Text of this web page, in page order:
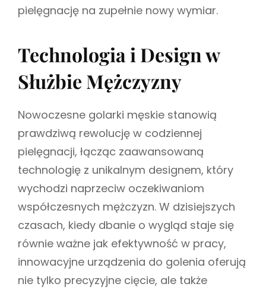
pielęgnację na zupełnie nowy wymiar.
Technologia i Design w
Służbie Mężczyzny
Nowoczesne golarki męskie stanowią
prawdziwą rewolucję w codziennej
pielęgnacji, łącząc zaawansowaną
technologię z unikalnym designem, który
wychodzi naprzeciw oczekiwaniom
współczesnych mężczyzn. W dzisiejszych
czasach, kiedy dbanie o wygląd staje się
równie ważne jak efektywność w pracy,
innowacyjne urządzenia do golenia oferują
nie tylko precyzyjne cięcie, ale także